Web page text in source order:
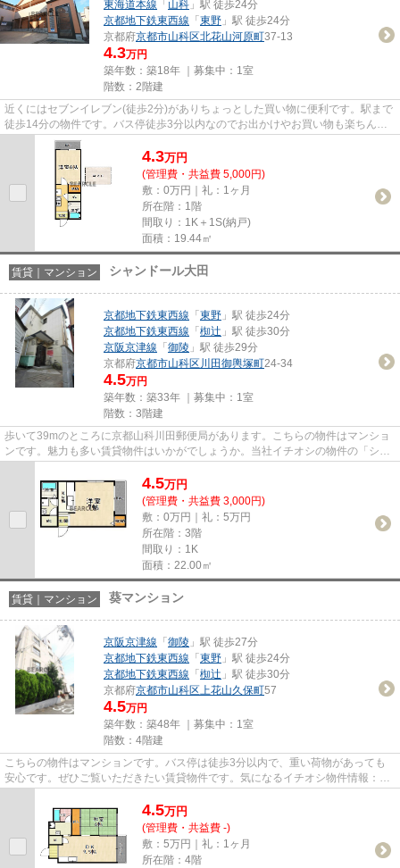
東海道本線 「 山科 」駅 徒歩24分
京都地下鉄東西線 「 東野 」駅 徒歩24分
京都府京都市山科区北花山河原町37-13
4.3万円
築年数：築18年 ｜募集中： 1室
階数：2階建
近くにはセブンイレブン(徒歩2分)がありちょっとした買い物に便利です。駅まで
徒歩14分の物件です。バス停徒歩3分以内なのでお出かけやお買い物も楽ちんで
す。気になるイチオシ物件情...
4.3万円
(管理費・共益費 5,000円)
敷：0万円｜礼：1ヶ月
所在階：1階
間取り：1K＋1S(納戸)
面積：19.44㎡
賃貸｜マンション シャンドール大田
京都地下鉄東西線 「 東野 」駅 徒歩24分
京都地下鉄東西線 「 椥辻 」駅 徒歩30分
京阪京津線 「 御陵 」駅 徒歩29分
京都府京都市山科区 川田御輿塚町24-34
4.5万円
築年数：築33年 ｜募集中： 1室
階数：3階建
歩いて39mのところに京都山科川田郵便局があります。こちらの物件はマンショ
ンです。魅力も多い賃貸物件はいかがでしょうか。当社イチオシの物件の「シャ
4.5万円
(管理費・共益費 3,000円)
敷：0万円｜礼：5万円
所在階：3階
間取り：1K
面積：22.00㎡
賃貸｜マンション 葵マンション
京阪京津線 「 御陵 」駅 徒歩27分
京都地下鉄東西線 「 東野 」駅 徒歩24分
京都地下鉄東西線 「 椥辻 」駅 徒歩30分
京都府京都市山科区上花山久保町57
4.5万円
築年数：築48年 ｜募集中： 1室
階数：4階建
こちらの物件はマンションです。バス停は徒歩3分以内で、重い荷物があっても
安心です。ぜひご覧いただきたい賃貸物件です。気になるイチオシ物件情報：
4.5万円
(管理費・共益費 -)
敷：5万円｜礼：1ヶ月
所在階：4階